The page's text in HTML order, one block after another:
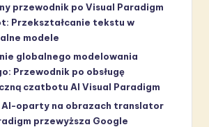
przewodnik po Visual Paradigm
Przekształcanie tekstu w
modele
globalnego modelowania
Przewodnik po obsługę
czatbotu AI Visual Paradigm
AI-oparty na obrazach translator
przewyższa Google